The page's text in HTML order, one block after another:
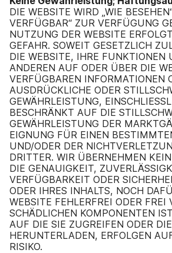
DIE WEBSITE WIRD „WIE
VERFÜGBAR“ ZUR VERFÜGUNG
NUTZUNG DER WEBSITE
GEFAHR. SOWEIT GESETZLICH
DIE WEBSITE, IHRE FUNKTIONEN
ANDEREN AUF ODER ÜBER DIE
VERFÜGBAREN INFORMATIONEN
AUSDRÜCKLICHE ODER
GEWÄHRLEISTUNG,
BESCHRÄNKT AUF DIE
GEWÄHRLEISTUNG DER
EIGNUNG FÜR EINEN
UND/ODER DER
DRITTER. WIR ÜBERNEHMEN
DIE GENAUIGKEIT,
VERFÜGBARKEIT ODER
ODER IHRES INHALTS, NOCH
WEBSITE FEHLERFREI ODER FREI
SCHÄDLICHEN KOMPONENTEN
AUF DIE SIE ZUGREIFEN ODER
HERUNTERLADEN, ERFOLGEN
RISIKO.